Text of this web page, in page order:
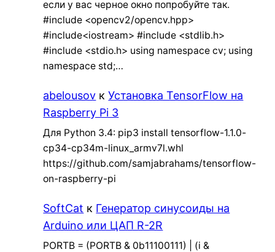
если у вас черное окно попробуйте так.
#include <opencv2/opencv.hpp>
#include<iostream> #include <stdlib.h>
#include <stdio.h> using namespace cv; using
namespace std;…
abelousov кУстановка TensorFlow на
Raspberry Pi 3
Для Python 3.4: pip3 install tensorflow-1.1.0-
cp34-cp34m-linux_armv7l.whl
https://github.com/samjabrahams/tensorflow-
on-raspberry-pi
SoftCat к Генератор синусоиды на
Arduino или ЦАП R-2R
PORTB = (PORTB & 0b11100111) | (i &